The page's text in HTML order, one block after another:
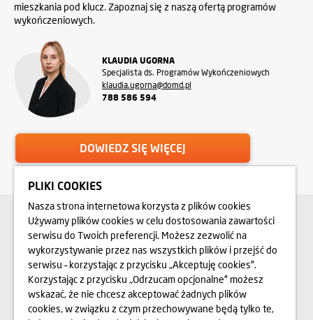
mieszkania pod klucz. Zapoznaj się z naszą ofertą programów
wykończeniowych.
DOWIEDZ SIĘ WIĘCEJ
KLAUDIA UGORNA
Specjalista ds. Programów Wykończeniowych
klaudia.ugorna@domd.pl
788 586 594
SZUKASZ PRACY?
Sprawdź nasze
oferty i aplikuj!
KARIERA
PLIKI COOKIES
Nasza strona internetowa korzysta z plików cookies
Używamy plików cookies w celu dostosowania zawartości
serwisu do Twoich preferencji. Możesz zezwolić na
wykorzystywanie przez nas wszystkich plików i przejść do
serwisu – korzystając z przycisku „Akceptuję cookies”.
Korzystając z przycisku „Odrzucam opcjonalne” możesz
wskazać, że nie chcesz akceptować żadnych plików
cookies, w związku z czym przechowywane będą tylko te,